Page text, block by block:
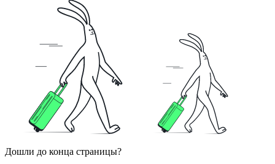
Дошли до конца страницы?